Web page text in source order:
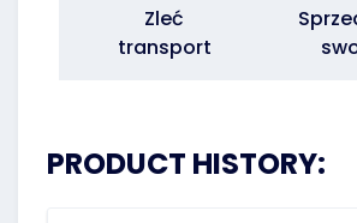
Zleć
transport
PRODUCT HISTORY: